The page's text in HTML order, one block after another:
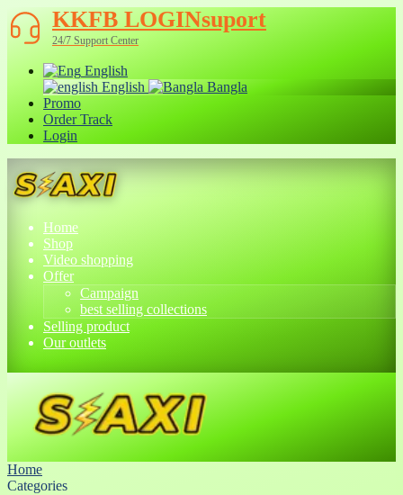
KKFB LOGINsuport
24/7 Support Center
English
English
Bangla
Promo
Order Track
Login
Home
Shop
Video shopping
Offer
Campaign
best selling collections
Selling product
Our outlets
Home
Categories